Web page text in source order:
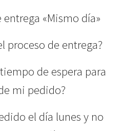
«Mismo día»
proceso de entrega?
de espera para
mi pedido?
el día lunes y no